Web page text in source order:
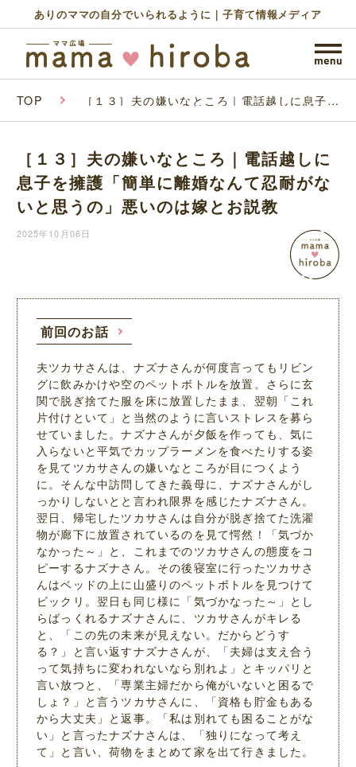
ありのママの自分でいられるように｜子育て情報メディア
TOP ［１３］夫の嫌いなところ｜電話越しに息子を
悪いのは嫁とお説教
［１３］夫の嫌いなところ｜電話越しに
息子を擁護「簡単に離婚なんて忍耐がな
いと思うの」悪いのは嫁とお説教
2025年10月06日
前回のお話
夫ツカサさんは、ナズナさんが何度言ってもリビン
グに飲みかけや空のペットボトルを放置。さらに玄
関で脱ぎ捨てた服を床に放置したまま、翌朝「これ
片付けといて」と当然のように言いストレスを募ら
せていました。ナズナさんが夕飯を作っても、気に
入らないと平気でカップラーメンを食べたりする姿
を見てツカサさんの嫌いなところが目につくよう
に。そんな中訪問してきた義母に、ナズナさんがし
っかりしないとと言われ限界を感じたナズナさん。
翌日、帰宅したツカサさんは自分が脱ぎ捨てた洗濯
物が廊下に放置されているのを見て愕然！「気づか
なかった～」と、これまでのツカサさんの態度をコ
ピーするナズナさん。その後寝室に行ったツカサさ
んはベッドの上に山盛りのペットボトルを見つけて
ビックリ。翌日も同じ様に「気づかなった～」とし
らばっくれるナズナさんに、ツカサさんがキレる
と、「この先の未来が見えない。だからどうす
る？」と言い返すナズナさんが、「夫婦は支え合う
って気持ちに変われないなら別れよ」とキッパリと
言い放つと、「専業主婦だから俺がいないと困るで
しょ？」と言うツカサさんに、「資格も貯金もある
から大丈夫」と返事。「私は別れても困ることがな
い」と言ったナズナさんは、「独りになって考え
て」と言い、荷物をまとめて家を出て行きました。